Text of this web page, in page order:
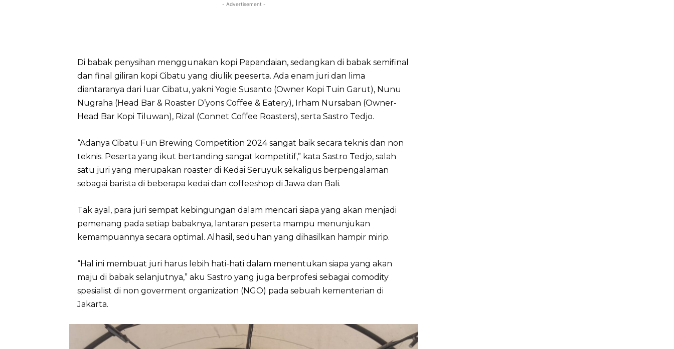
- Advertisement -
Di babak penysihan menggunakan kopi Papandaian, sedangkan di babak semifinal
dan final giliran kopi Cibatu yang diulik peeserta. Ada enam juri dan lima
diantaranya dari luar Cibatu, yakni Yogie Susanto (Owner Kopi Tuin Garut), Nunu
Nugraha (Head Bar & Roaster D’yons Coffee & Eatery), Irham Nursaban (Owner-
Head Bar Kopi Tiluwan), Rizal (Connet Coffee Roasters), serta Sastro Tedjo.
“Adanya Cibatu Fun Brewing Competition 2024 sangat baik secara teknis dan non
teknis. Peserta yang ikut bertanding sangat kompetitif,” kata Sastro Tedjo, salah
satu juri yang merupakan roaster di Kedai Seruyuk sekaligus berpengalaman
sebagai barista di beberapa kedai dan coffeeshop di Jawa dan Bali.
Tak ayal, para juri sempat kebingungan dalam mencari siapa yang akan menjadi
pemenang pada setiap babaknya, lantaran peserta mampu menunjukan
kemampuannya secara optimal. Alhasil, seduhan yang dihasilkan hampir mirip.
“Hal ini membuat juri harus lebih hati-hati dalam menentukan siapa yang akan
maju di babak selanjutnya,” aku Sastro yang juga berprofesi sebagai comodity
spesialist di non goverment organization (NGO) pada sebuah kementerian di
Jakarta.